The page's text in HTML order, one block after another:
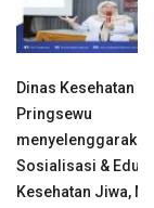
Kabupaten
& Edukasi
Jiwa, NAPZA, dan